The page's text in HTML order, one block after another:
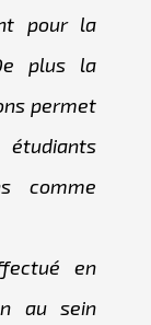
pour la
plus la
permet
comme
en
au sein